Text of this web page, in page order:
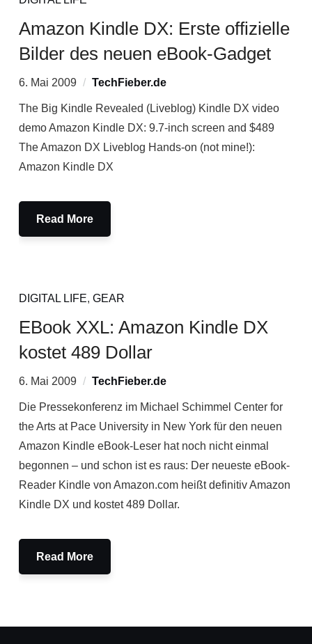
Amazon Kindle DX: Erste offizielle
Bilder des neuen eBook-Gadget
6. Mai 2009 TechFieber.de
The Big Kindle Revealed (Liveblog) Kindle DX video
demo Amazon Kindle DX: 9.7-inch screen and $489
The Amazon DX Liveblog Hands-on (not mine!):
Amazon Kindle DX
Read More
DIGITAL LIFE, GEAR
EBook XXL: Amazon Kindle DX
kostet 489 Dollar
6. Mai 2009 TechFieber.de
Die Pressekonferenz im Michael Schimmel Center for
the Arts at Pace University in New York für den neuen
Amazon Kindle eBook-Leser hat noch nicht einmal
begonnen – und schon ist es raus: Der neueste eBook-
Reader Kindle von Amazon.com heißt definitiv Amazon
Kindle DX und kostet 489 Dollar.
Read More